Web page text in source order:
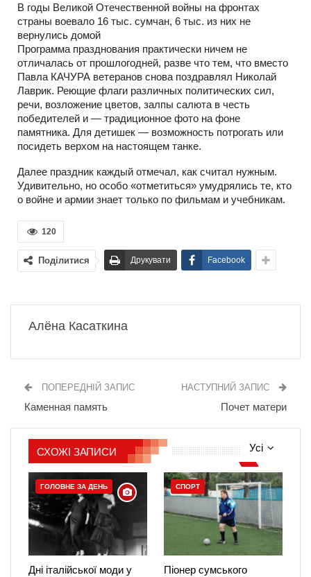
В годы Великой Отечественной войны на фронтах
страны воевало 16 тыс. сумчан, 6 тыс. из них не
вернулись домой
Программа празднования практически ничем не
отличалась от прошлогодней, разве что тем, что вместо
Павла КАЧУРА ветеранов снова поздравлял Николай
Лаврик. Реющие флаги различных политических сил,
речи, возложение цветов, залпы салюта в честь
победителей и — традиционное фото на фоне
памятника. Для детишек — возможность потрогать или
посидеть верхом на настоящем танке.
Далее праздник каждый отмечал, как считал нужным.
Удивительно, но особо «отметиться» умудрялись те, кто
о войне и армии знает только по фильмам и учебникам.
120
Поділитися Друкувати Facebook
Алёна Касаткина
ПОПЕРЕДНІЙ ЗАПИС
Каменная память
НАСТУПНИЙ ЗАПИС
Почет матери
Усі
СХОЖІ ЗАПИСИ
ГОЛОВНЕ ЗА ДЕНЬ
Дні італійської моди у
СПОРТ
Піонер сумського